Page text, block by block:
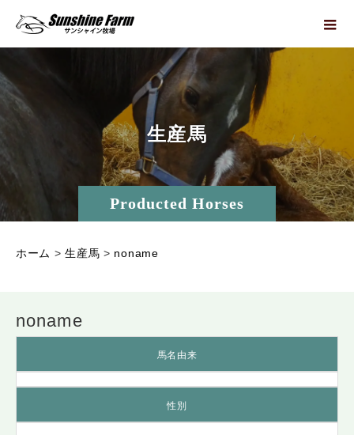
Producted Horses
生産馬
ホーム >生産馬 > noname
noname
馬名由来
性別